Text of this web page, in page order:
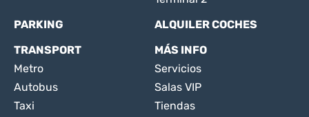
PARKING
ALQUILER COCHES
TRANSPORT
Metro
Autobus
Taxi
MÁS INFO
Servicios
Salas VIP
Tiendas